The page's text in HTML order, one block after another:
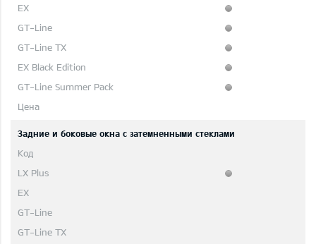
Задние и боковые окна с затемненными стеклами